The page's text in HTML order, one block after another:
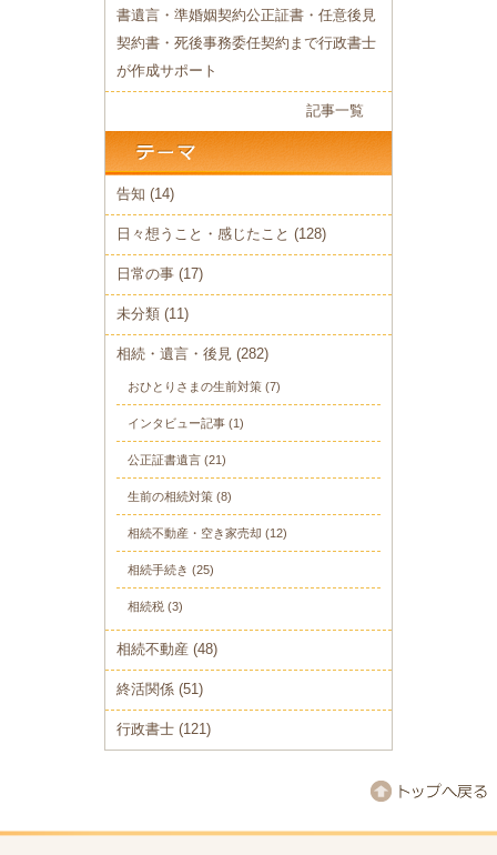
書遺言・準婚姻契約公正証書・任意後見
契約書・死後事務委任契約まで行政書士
が作成サポート
記事一覧
告知 (14)
日々想うこと・感じたこと (128)
日常の事 (17)
未分類 (11)
相続・遺言・後見 (282)
おひとりさまの生前対策 (7)
インタビュー記事 (1)
公正証書遺言 (21)
生前の相続対策 (8)
相続不動産・空き家売却 (12)
相続手続き (25)
相続税 (3)
相続不動産 (48)
終活関係 (51)
行政書士 (121)